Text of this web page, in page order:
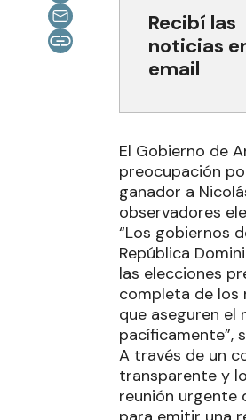
Recibí las
noticias
email
El Gobierno de
preocupación
ganador a
observadores
“Los gobiernos
República
las elecciones
completa de los
que aseguren
pacíficamente”,
A través de un
transparente y
reunión urgente